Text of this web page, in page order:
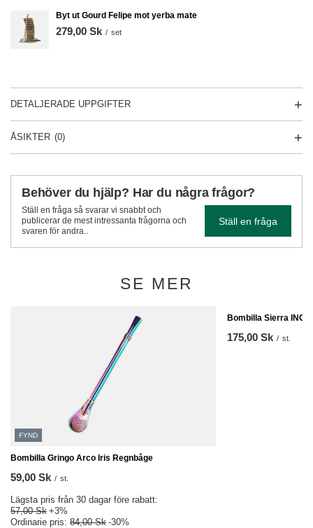
Byt ut Gourd Felipe mot yerba mate
279,00 Sk / set
DETALJERADE UPPGIFTER
ÅSIKTER (0)
Behöver du hjälp? Har du några frågor?
Ställ en fråga så svarar vi snabbt och
publicerar de mest intressanta frågorna och
svaren för andra..
Ställ en fråga
SE MER
FYND
Bombilla Gringo Arco Iris Regnbåge
59,00 Sk / st.
Lägsta pris från 30 dagar före rabatt:
57,00 Sk +3%
Ordinarie pris: 84,00 Sk -30%
Bombilla Sierra INOX
175,00 Sk / st.